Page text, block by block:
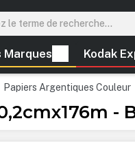
Marques Kodak
Papiers Argentiques Couleur